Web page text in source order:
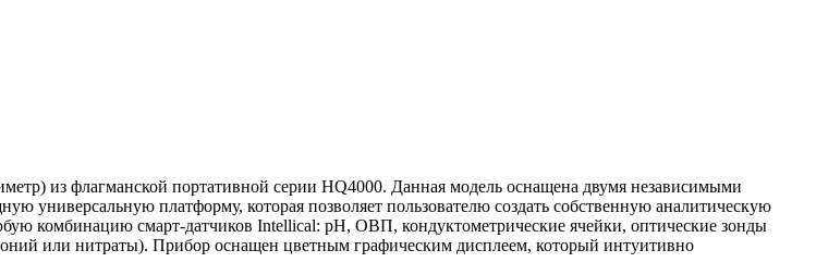
из флагманской портативной серии HQ4000. Данная модель оснащена двумя независимыми
универсальную платформу, которая позволяет пользователю создать собственную аналитическую
комбинацию смарт-датчиков Intellical: pH, ОВП, кондуктометрические ячейки, оптические зонды
или нитраты). Прибор оснащен цветным графическим дисплеем, который интуитивно